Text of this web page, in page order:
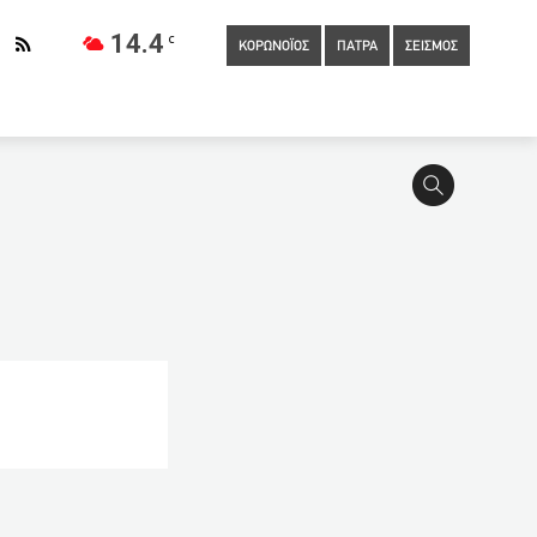
14.4 C
ΚΟΡΩΝΟΪΟΣ ΠΑΤΡΑ ΣΕΙΣΜΟΣ
Έκτακτη συνεδρίαση σήμερα της
Προσέφυγαν κατά της απεργίας στα πλοία οι